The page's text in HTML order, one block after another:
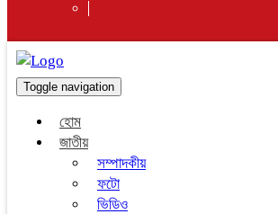
Toggle navigation
হোম
জাতীয়
সম্পাদকীয়
ফটো
ভিডিও